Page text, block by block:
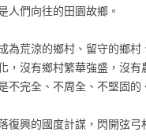
人們向往的田園故鄉。
為荒涼的鄉村、留守的鄉村
，沒有鄉村繁華強盛，沒有
不完全、不周全、不堅固的
復興的國度計謀，閃開弦弓